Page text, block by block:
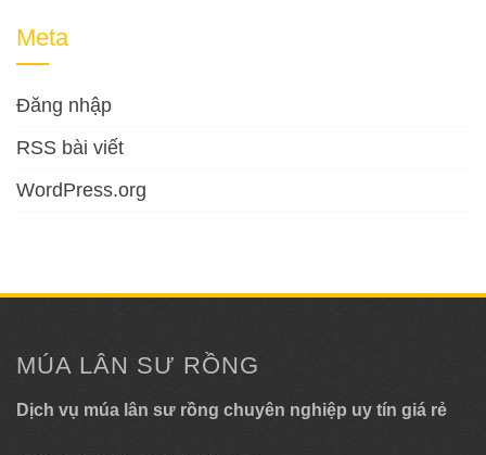
Meta
Đăng nhập
RSS bài viết
WordPress.org
MÚA LÂN SƯ RỒNG
Dịch vụ múa lân sư rồng chuyên nghiệp uy tín giá rẻ